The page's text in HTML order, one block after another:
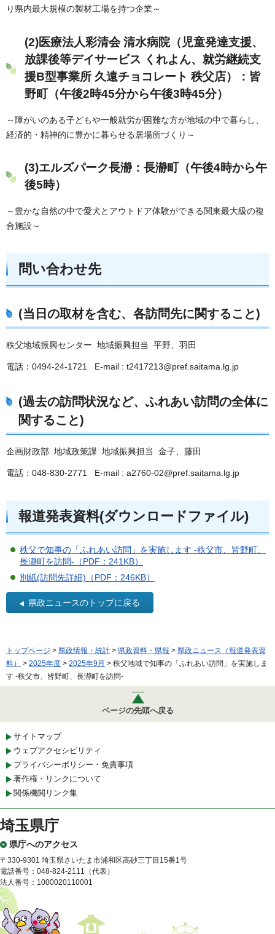
り県内最大規模の製材工場を持つ企業～
(2)医療法人彩清会 清水病院（児童発達支援、
放課後等デイサービス くれよん、就労継続支
援B型事業所 久遠チョコレート 秩父店）：皆
野町（午後2時45分から午後3時45分）
～障がいのある子どもや一般就労が困難な方が地域の中で暮らし、
経済的・精神的に豊かに暮らせる居場所づくり～
(3)エルズパーク長瀞：長瀞町（午後4時から午
後5時）
～豊かな自然の中で愛犬とアウトドア体験ができる関東最大級の複
合施設～
問い合わせ先
(当日の取材を含む、各訪問先に関すること)
秩父地域振興センター 地域振興担当 平野、羽田
電話：0494-24-1721 E-mail : t2417213@pref.saitama.lg.jp
(過去の訪問状況など、ふれあい訪問の全体に
関すること)
企画財政部 地域政策課 地域振興担当 金子、藤田
電話：048-830-2771 E-mail : a2760-02@pref.saitama.lg.jp
報道発表資料(ダウンロードファイル)
秩父で知事の「ふれあい訪問」を実施します -秩父市、皆野町、
長瀞町を訪問-（PDF：241KB）
別紙(訪問先詳細)（PDF：246KB）
県政ニュースのトップに戻る
トップページ > 県政情報・統計 > 県政資料・県報 > 県政ニュース（報道発表資
料）
> 2025年度 > 2025年9月 > 秩父地域で知事の「ふれあい訪問」を実施しま
す -秩父市、皆野町、長瀞町を訪問-
ページの先頭へ戻る
サイトマップ
ウェブアクセシビリティ
プライバシーポリシー・免責事項
著作権・リンクについて
関係機関リンク集
埼玉県庁
県庁へのアクセス
〒330-9301 埼玉県さいたま市浦和区高砂三丁目15番1号
電話番号：048-824-2111（代表）
法人番号：1000020110001